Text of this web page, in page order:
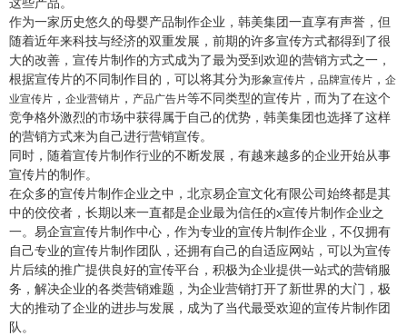
这些产品。
作为一家历史悠久的母婴产品制作企业，韩美集团一直享有声誉，但
随着近年来科技与经济的双重发展，前期的许多宣传方式都得到了很
大的改善，宣传片制作的方式成为了最为受到欢迎的营销方式之一，
根据宣传片的不同制作目的，可以将其分为形象宣传片 ， 品牌宣传片 ， 企
业宣传片 ， 企业营销片 ， 产品广告片等不同类型的宣传片，而为了在这个
竞争格外激烈的市场中获得属于自己的优势，韩美集团也选择了这样
的营销方式来为自己进行营销宣传。
同时，随着宣传片制作行业的不断发展，有越来越多的企业开始从事
宣传片的制作。
在众多的宣传片制作企业之中，北京易企宣文化有限公司始终都是其
中的佼佼者，长期以来一直都是企业最为信任的x宣传片制作企业之
一。易企宣宣传片制作中心，作为专业的宣传片制作企业，不仅拥有
自己专业的宣传片制作团队，还拥有自己的自适应网站，可以为宣传
片后续的推广提供良好的宣传平台，积极为企业提供一站式的营销服
务，解决企业的各类营销难题，为企业营销打开了新世界的大门，极
大的推动了企业的进步与发展，成为了当代最受欢迎的宣传片制作团
队。